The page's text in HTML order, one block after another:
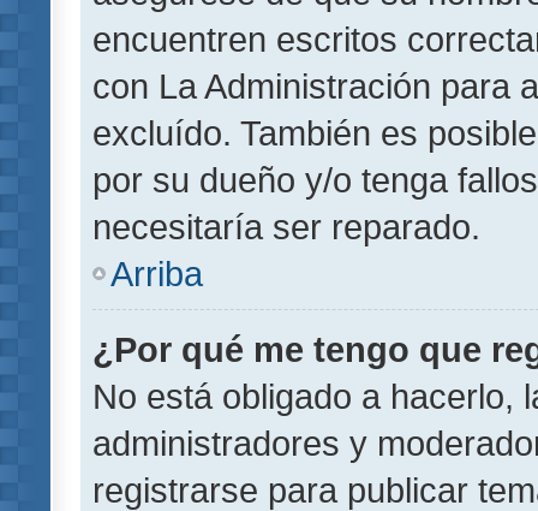
encuentren escritos
con La Administración para
excluído. También es
por su dueño y/o tenga
necesitaría ser reparado.
Arriba
¿Por qué me tengo que
No está obligado a hacerlo,
administradores y
registrarse para publicar